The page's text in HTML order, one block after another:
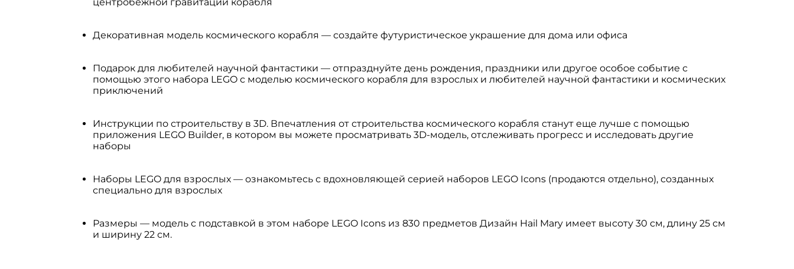
Декоративная модель космического корабля — создайте футуристическое украшение для дома или офиса
Подарок для любителей научной фантастики — отпразднуйте день рождения, праздники или другое особое событие с
помощью этого набора LEGO с моделью космического корабля для взрослых и любителей научной фантастики и космических
приключений
Инструкции по строительству в 3D. Впечатления от строительства космического корабля станут еще лучше с помощью
приложения LEGO Builder, в котором вы можете просматривать 3D-модель, отслеживать прогресс и исследовать другие
наборы
Наборы LEGO для взрослых — ознакомьтесь с вдохновляющей серией наборов LEGO Icons (продаются отдельно), созданных
специально для взрослых
Размеры — модель с подставкой в этом наборе LEGO Icons из 830 предметов Дизайн Hail Mary имеет высоту 30 см, длину 25 см
и ширину 22 см.